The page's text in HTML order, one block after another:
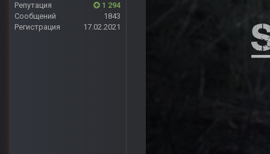
Репутация
1 294
Сообщений
1843
Регистрация
17.02.2021